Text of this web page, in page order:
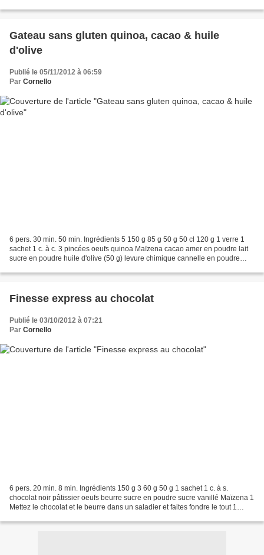
Gateau sans gluten quinoa, cacao & huile
d'olive
Publié le 05/11/2012 à 06:59
Par Cornello
6 pers. 30 min. 50 min. Ingrédients 5 150 g 85 g 50 g 50 cl 120 g 1 verre 1
sachet 1 c. à c. 3 pincées oeufs quinoa Maïzena cacao amer en poudre lait
sucre en poudre huile d'olive (50 g) levure chimique cannelle en poudre
Finesse express au chocolat
Publié le 03/10/2012 à 07:21
Par Cornello
6 pers. 20 min. 8 min. Ingrédients 150 g 3 60 g 50 g 1 sachet 1 c. à s.
chocolat noir pâtissier oeufs beurre sucre en poudre sucre vanillé Maïzena 1
Mettez le chocolat et le beurre dans un saladier et faites fondre le tout 1